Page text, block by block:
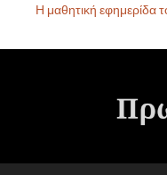
Η μαθητική